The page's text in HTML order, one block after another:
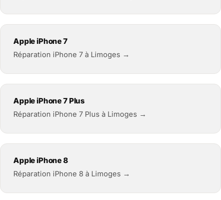
Apple iPhone 7
Réparation iPhone 7 à Limoges →
Apple iPhone 7 Plus
Réparation iPhone 7 Plus à Limoges →
Apple iPhone 8
Réparation iPhone 8 à Limoges →